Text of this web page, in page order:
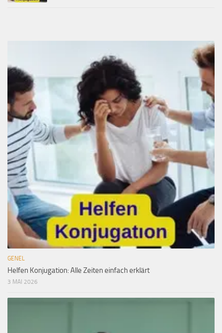
GENEL
Helfen Konjugation: Alle Zeiten einfach erklärt
3 MAI 2026